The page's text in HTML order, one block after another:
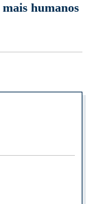
humanos